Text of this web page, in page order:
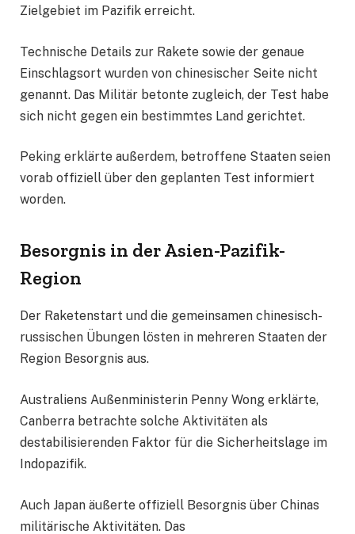
Zielgebiet im Pazifik erreicht.
Technische Details zur Rakete sowie der genaue
Einschlagsort wurden von chinesischer Seite nicht
genannt. Das Militär betonte zugleich, der Test habe
sich nicht gegen ein bestimmtes Land gerichtet.
Peking erklärte außerdem, betroffene Staaten seien
vorab offiziell über den geplanten Test informiert
worden.
Besorgnis in der Asien-Pazifik-
Region
Der Raketenstart und die gemeinsamen chinesisch-
russischen Übungen lösten in mehreren Staaten der
Region Besorgnis aus.
Australiens Außenministerin Penny Wong erklärte,
Canberra betrachte solche Aktivitäten als
destabilisierenden Faktor für die Sicherheitslage im
Indopazifik.
Auch Japan äußerte offiziell Besorgnis über Chinas
militärische Aktivitäten. Das